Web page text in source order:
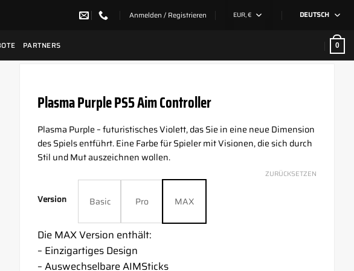
Anmelden / Registrieren EUR, € DEUTSCH
PARTNERS 0
Plasma Purple PS5 Aim Controller
Plasma Purple – futuristisches Violett, das Sie in eine neue Dimension
des Spiels entführt. Eine Farbe für Spieler mit Visionen, die sich durch
Stil und Mut auszeichnen wollen.
Version Basic Pro MAX
ZURÜCKSETZEN
Die MAX Version enthält:
– Einzigartiges Design
– Auswechselbare AIMSticks